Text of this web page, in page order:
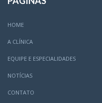
HOME
A CLÍNICA
EQUIPE E ESPECIALIDADES
NOTÍCIAS
CONTATO